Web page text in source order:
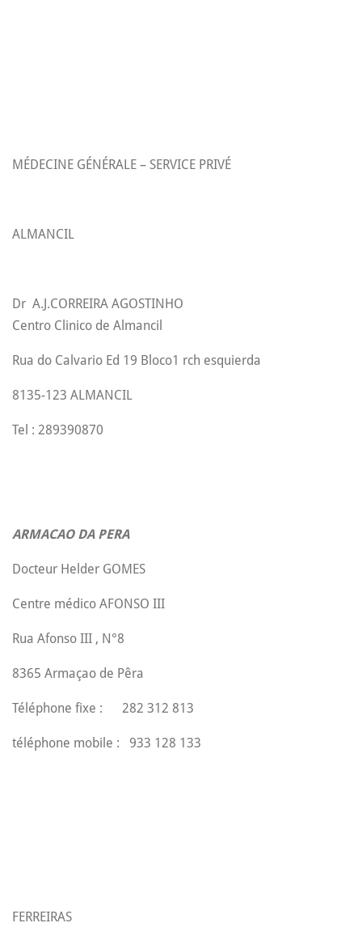
MÉDECINE GÉNÉRALE – SERVICE PRIVÉ
ALMANCIL
Dr A.J.CORREIRA AGOSTINHO
Centro Clinico de Almancil
Rua do Calvario Ed 19 Bloco1 rch esquierda
8135-123 ALMANCIL
Tel : 289390870
ARMACAO DA PERA
Docteur Helder GOMES
Centre médico AFONSO III
Rua Afonso III , N°8
8365 Armaçao de Pêra
Téléphone fixe : 282 312 813
téléphone mobile : 933 128 133
FERREIRAS